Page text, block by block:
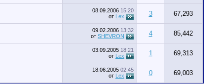
08.09.2006 15:20
от Lex 3 67,293
09.02.2006 13:32
от SHEVRON 4 85,442
03.09.2005 18:21
от Lex 1 69,313
18.06.2005 02:45
от Lex 0 69,003